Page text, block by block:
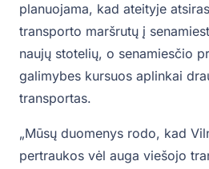
planuojama, kad ateityje
transporto maršrutų į
naujų stotelių, o senamiesčio
galimybes kursuos aplinkai
transportas.
„Mūsų duomenys rodo, kad
pertraukos vėl auga viešojo